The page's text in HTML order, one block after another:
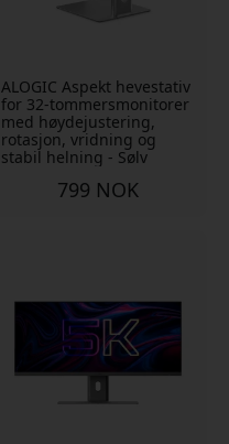
ALOGIC Aspekt hevestativ
for 32-tommersmonitorer
med høydejustering,
rotasjon, vridning og
stabil helning - Sølv
799 NOK